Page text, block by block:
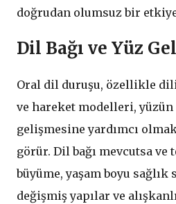
doğrudan olumsuz bir
Dil Bağı ve Yüz
Oral dil duruşu, özellikle
ve hareket modelleri,
gelişmesine yardımcı
görür. Dil bağı mevcutsa ve
büyüme, yaşam boyu sağlık
değişmiş yapılar ve